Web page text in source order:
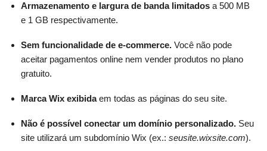
Armazenamento e largura de banda limitados a 500 MB
e 1 GB respectivamente.
Sem funcionalidade de e-commerce. Você não pode
aceitar pagamentos online nem vender produtos no plano
gratuito.
Marca Wix exibidaem todas as páginas do seu site.
Não é possível conectar um domínio personalizado. Seu
site utilizará um subdomínio Wix (ex.: seusite.wixsite.com).